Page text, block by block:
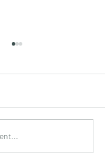
了，债权人